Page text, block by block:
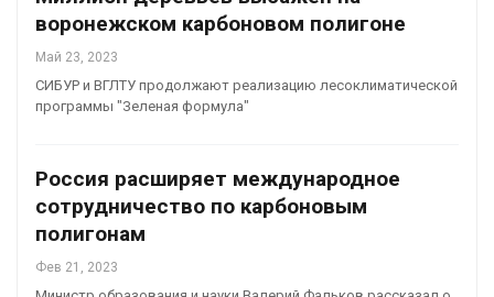
воронежском карбоновом полигоне
Май 23, 2023
СИБУР и ВГЛТУ продолжают реализацию лесоклиматической
программы "Зеленая формула"
Россия расширяет международное
сотрудничество по карбоновым
полигонам
Фев 21, 2023